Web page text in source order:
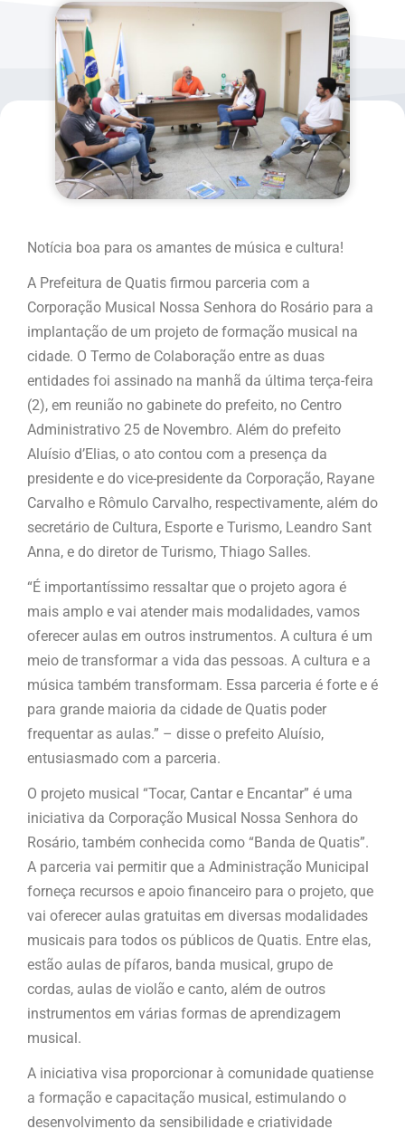
Notícia boa para os amantes de música e cultura!
A Prefeitura de Quatis firmou parceria com a
Corporação Musical Nossa Senhora do Rosário para a
implantação de um projeto de formação musical na
cidade. O Termo de Colaboração entre as duas
entidades foi assinado na manhã da última terça-feira
(2), em reunião no gabinete do prefeito, no Centro
Administrativo 25 de Novembro. Além do prefeito
Aluísio d’Elias, o ato contou com a presença da
presidente e do vice-presidente da Corporação, Rayane
Carvalho e Rômulo Carvalho, respectivamente, além do
secretário de Cultura, Esporte e Turismo, Leandro Sant
Anna, e do diretor de Turismo, Thiago Salles.
“É importantíssimo ressaltar que o projeto agora é
mais amplo e vai atender mais modalidades, vamos
oferecer aulas em outros instrumentos. A cultura é um
meio de transformar a vida das pessoas. A cultura e a
música também transformam. Essa parceria é forte e é
para grande maioria da cidade de Quatis poder
frequentar as aulas.” – disse o prefeito Aluísio,
entusiasmado com a parceria.
O projeto musical “Tocar, Cantar e Encantar” é uma
iniciativa da Corporação Musical Nossa Senhora do
Rosário, também conhecida como “Banda de Quatis”.
A parceria vai permitir que a Administração Municipal
forneça recursos e apoio financeiro para o projeto, que
vai oferecer aulas gratuitas em diversas modalidades
musicais para todos os públicos de Quatis. Entre elas,
estão aulas de pífaros, banda musical, grupo de
cordas, aulas de violão e canto, além de outros
instrumentos em várias formas de aprendizagem
musical.
A iniciativa visa proporcionar à comunidade quatiense
a formação e capacitação musical, estimulando o
desenvolvimento da sensibilidade e criatividade